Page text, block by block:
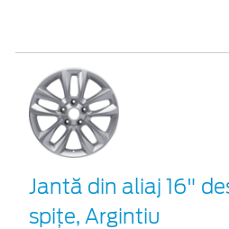
Jantă din aliaj 16"
spiţe, Argintiu